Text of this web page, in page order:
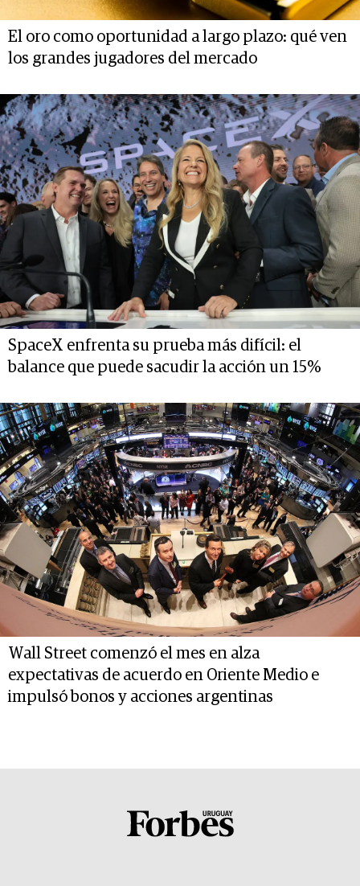
El oro como oportunidad a largo plazo: qué ven
los grandes jugadores del mercado
SpaceX enfrenta su prueba más difícil: el
balance que puede sacudir la acción un 15%
Wall Street comenzó el mes en alza
expectativas de acuerdo en Oriente Medio e
impulsó bonos y acciones argentinas